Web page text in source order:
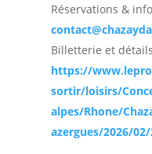
Réservations &
Billetterie et
https://
sortir/loisirs/
alpes/Rhone/
azergues/2026/